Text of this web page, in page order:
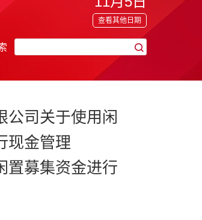
查看其他日期
公司关于使用闲
现金管理
置募集资金进行